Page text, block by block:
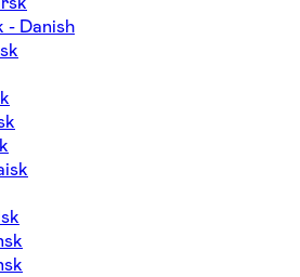
- Danish